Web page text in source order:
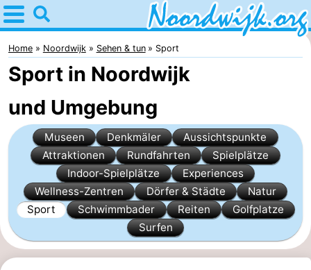
Home
Noordwijk
Tipps
Für
Kindern
Übernachten
Appartements
Campingplätze
Ferienhäuser
Home Noordwijk Sehen & tun Sport
Sport in Noordwijk
und Umgebung
Museen Denkmäler
Aussichtspunkte
Attraktionen
Rundfahrten
Spielplätze
Indoor-Spielplätze
Experiences
Wellness-Zentren
Dörfer & Städte
Natur
Sport
Schwimmbader Reiten
Golfplatze
Surfen